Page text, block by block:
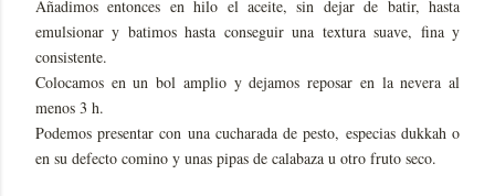
Añadimos entonces en hilo el aceite, sin dejar de batir, hasta
emulsionar y batimos hasta conseguir una textura suave, fina y
consistente.
Colocamos en un bol amplio y dejamos reposar en la nevera al
menos 3 h.
Podemos presentar con una cucharada de pesto, especias dukkah o
en su defecto comino y unas pipas de calabaza u otro fruto seco.